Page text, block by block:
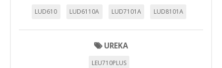
LUD610 LUD6110A LUD7101A LUD8101A
UREKA
LEU710PLUS